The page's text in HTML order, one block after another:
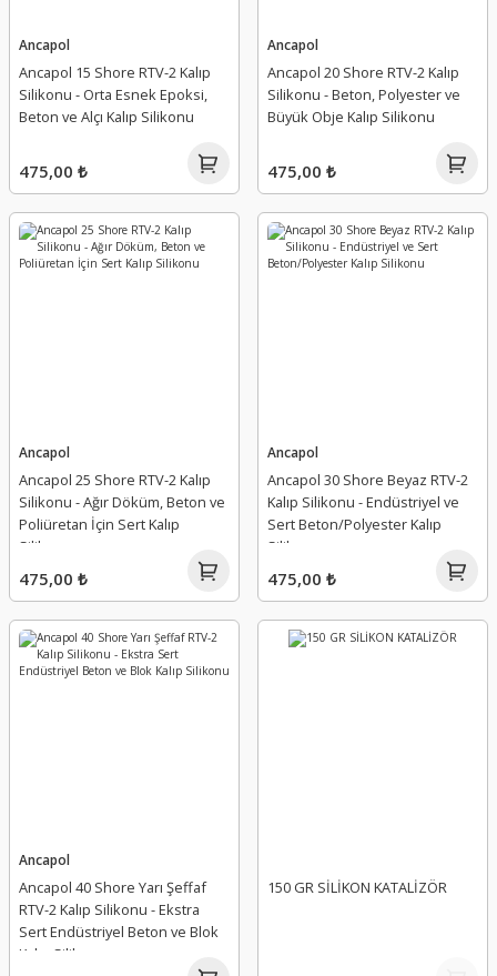
Ancapol
Ancapol 15 Shore RTV-2 Kalıp
Silikonu - Orta Esnek Epoksi,
Beton ve Alçı Kalıp Silikonu
475,00 ₺
Ancapol
Ancapol 20 Shore RTV-2 Kalıp
Silikonu - Beton, Polyester ve
Büyük Obje Kalıp Silikonu
475,00 ₺
Ancapol
Ancapol 25 Shore RTV-2 Kalıp
Silikonu - Ağır Döküm, Beton ve
Poliüretan İçin Sert Kalıp
Silikonu
475,00 ₺
Ancapol
Ancapol 30 Shore Beyaz RTV-2
Kalıp Silikonu - Endüstriyel ve
Sert Beton/Polyester Kalıp
Silikonu
475,00 ₺
Ancapol
Ancapol 40 Shore Yarı Şeffaf
RTV-2 Kalıp Silikonu - Ekstra
Sert Endüstriyel Beton ve Blok
Kalıp Silikonu
150 GR SİLİKON KATALİZÖR